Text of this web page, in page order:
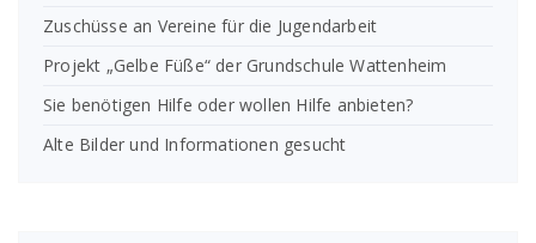
Zuschüsse an Vereine für die Jugendarbeit
Projekt „Gelbe Füße“ der Grundschule Wattenheim
Sie benötigen Hilfe oder wollen Hilfe anbieten?
Alte Bilder und Informationen gesucht